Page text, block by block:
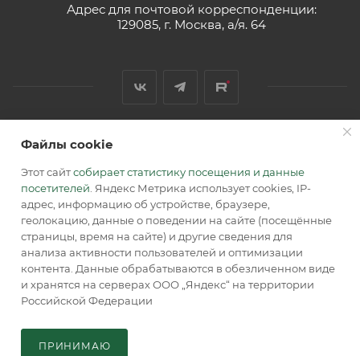
Адрес для почтовой корреспонденции:
129085, г. Москва, а/я. 64
2026 © Обращаем Ваше внимание на то, что вся
информация, размещенная на сайте, носит
информационный характер и не является публичной
офертой, определяемой положениями Статьи 437 (2) ГК РФ.
Файлы cookie
Этот сайтсобирает статистику посещения и данные
посетителей . Яндекс Метрика использует cookies, IP-
адрес, информацию об устройстве, браузере,
геолокацию, данные о поведении на сайте (посещённые
страницы, время на сайте) и другие сведения для
анализа активности пользователей и оптимизации
контента. Данные обрабатываются в обезличенном виде
и хранятся на серверах ООО „Яндекс“ на территории
Российской Федерации
ПРИНИМАЮ